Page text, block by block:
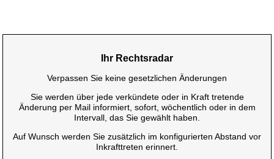
Ihr Rechtsradar
Verpassen Sie keine gesetzlichen Änderungen
Sie werden über jede verkündete oder in Kraft tretende
Änderung per Mail informiert, sofort, wöchentlich oder in dem
Intervall, das Sie gewählt haben.
Auf Wunsch werden Sie zusätzlich im konfigurierten Abstand vor
Inkrafttreten erinnert.